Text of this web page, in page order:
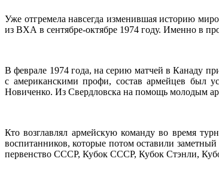
Уже отгремела навсегда изменившая историю
из ВХА в сентябре-октябре 1974 году. Именно в
В феврале 1974 года, на серию матчей в Канаду
с американскими профи, состав армейцев был
Новиченко. Из Свердловска на помощь молодым
Кто возглавлял армейскую команду во время
воспитанников, которые потом оставили
первенство СССР, Кубок СССР, Кубок Стэнли,